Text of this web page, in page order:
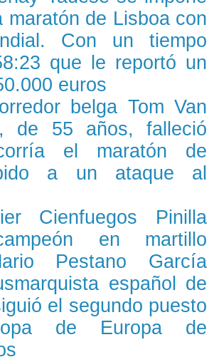
maratón de Lisboa con
Con un tiempo
que le reportó un
euros
belga Tom Van
de 55 años, falleció
el maratón de
a un ataque al
Cienfuegos Pinilla
en martillo
Pestano García
español de
el segundo puesto
de Europa de